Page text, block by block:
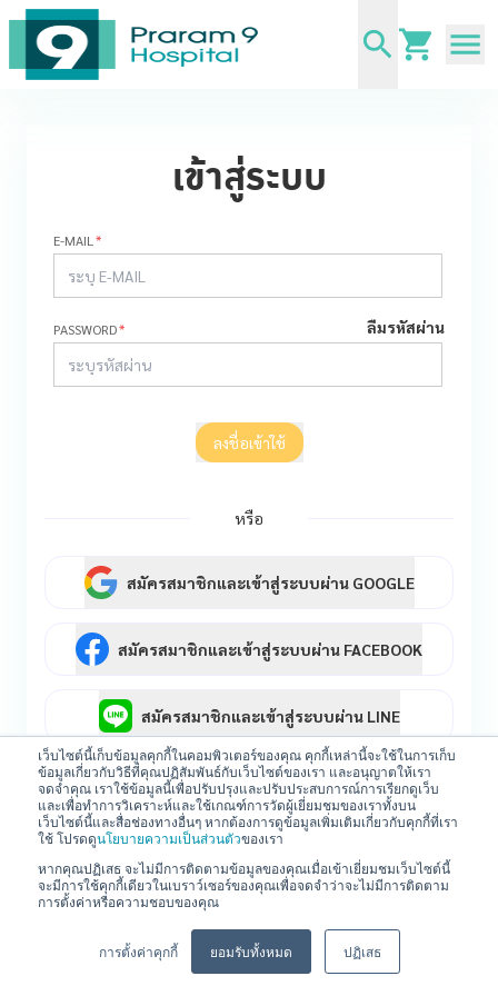
เว็บไซต์นี้เก็บข้อมูลคุกกี้ในคอมพิวเตอร์ของคุณ คุกกี้เหล่านี้จะใช้ในการเก็บ
ข้อมูลเกี่ยวกับวิธีที่คุณปฏิสัมพันธ์กับเว็บไซต์ของเรา และอนุญาตให้เรา
จดจำคุณ เราใช้ข้อมูลนี้เพื่อปรับปรุงและปรับประสบการณ์การเรียกดูเว็บ
และเพื่อทำการวิเคราะห์และใช้เกณฑ์การวัดผู้เยี่ยมชมของเราทั้งบน
เว็บไซต์นี้และสื่อช่องทางอื่นๆ หากต้องการดูข้อมูลเพิ่มเติมเกี่ยวกับคุกกี้ที่เรา
ใช้ โปรดดูนโยบายความเป็นส่วนตัวของเรา
หากคุณปฏิเสธ จะไม่มีการติดตามข้อมูลของคุณเมื่อเข้าเยี่ยมชมเว็บไซต์นี้
จะมีการใช้คุกกี้เดียวในเบราว์เซอร์ของคุณเพื่อจดจำว่าจะไม่มีการติดตาม
การตั้งค่าหรือความชอบของคุณ
การตั้งค่าคุกกี้ ยอมรับทั้งหมด ปฏิเสธ
เข้าสู่ระบบ
E-MAIL *
PASSWORD* ลืมรหัสผ่าน
ลงชื่อเข้าใช้
หรือ
สมัครสมาชิกและเข้าสู่ระบบผ่าน GOOGLE
สมัครสมาชิกและเข้าสู่ระบบผ่าน FACEBOOK
สมัครสมาชิกและเข้าสู่ระบบผ่าน LINE
หรือ สมัครสมาชิก